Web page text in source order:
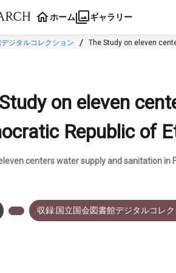
ホーム ギャラリー
ジタルコレクション The Study on eleven
on eleven
Republic of
centers water supply and sanitation in
収録:国立国会図書館デジタルコレ